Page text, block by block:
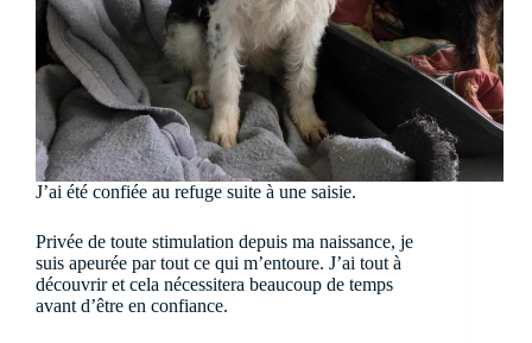
J’ai été confiée au refuge suite à une saisie.
Privée de toute stimulation depuis ma naissance, je
suis apeurée par tout ce qui m’entoure. J’ai tout à
découvrir et cela nécessitera beaucoup de temps
avant d’être en confiance.